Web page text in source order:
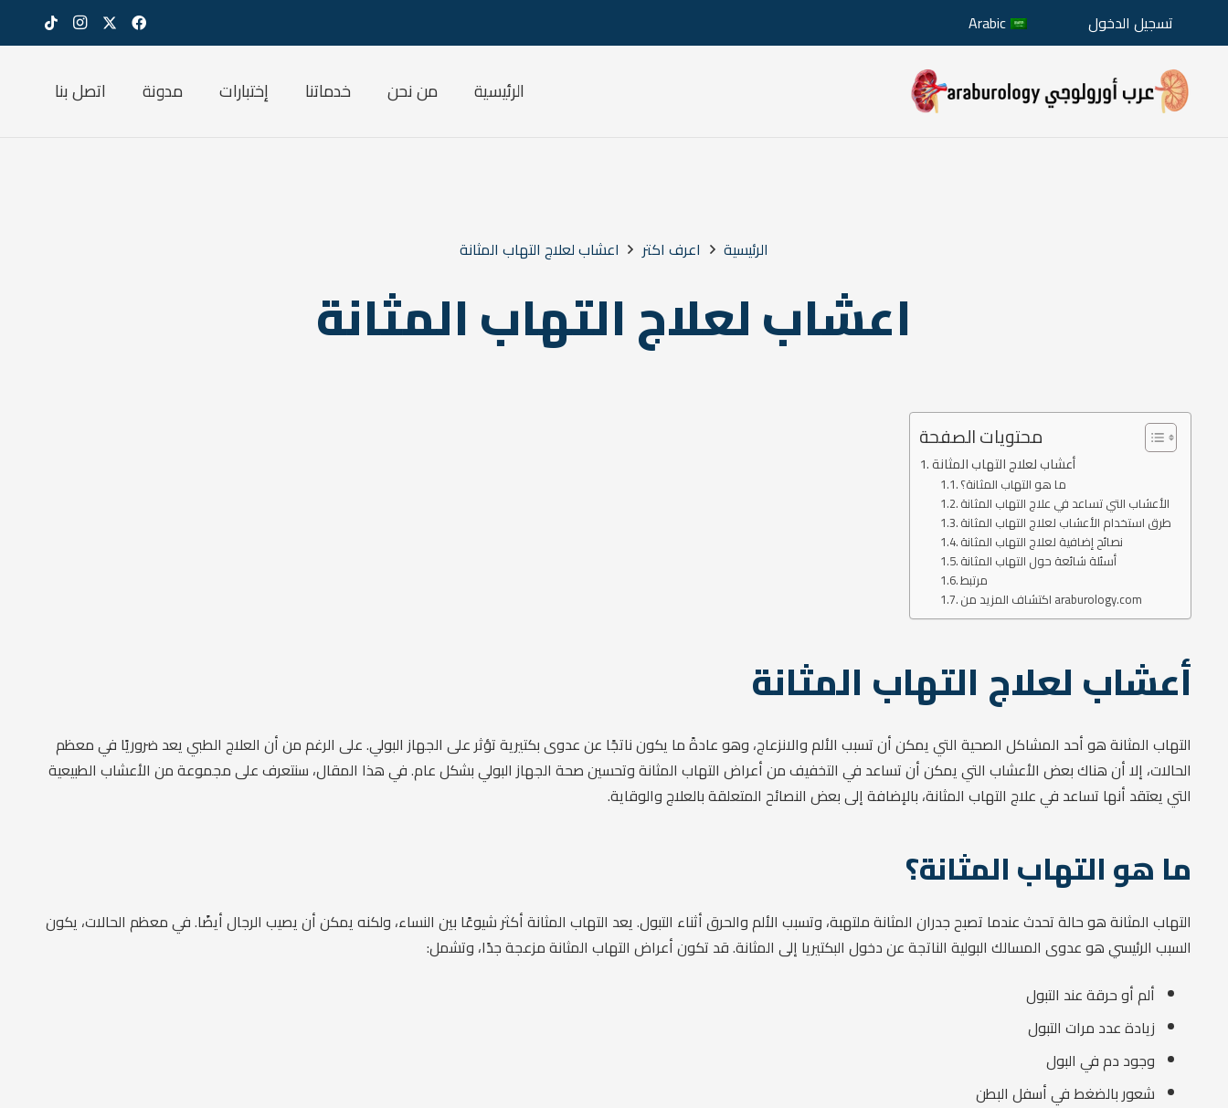
تسجيل الدخول Arabic
الرئيسية من نحن خدماتنا إختبارات مدونة اتصل بنا
الرئيسية اعرف اكتر اعشاب لعلاج التهاب المثانة
اعشاب لعلاج التهاب المثانة
محتويات الصفحة
أعشاب لعلاج التهاب المثانة
ما هو التهاب المثانة؟
الأعشاب التي تساعد في علاج التهاب المثانة
طرق استخدام الأعشاب لعلاج التهاب المثانة
نصائح إضافية لعلاج التهاب المثانة
أسئلة شائعة حول التهاب المثانة
مرتبط
اكتشاف المزيد من araburology.com
أعشاب لعلاج التهاب المثانة
التهاب المثانة هو أحد المشاكل الصحية التي يمكن أن تسبب الألم والانزعاج، وهو عادةً ما يكون ناتجًا عن عدوى بكتيرية تؤثر على الجهاز البولي. على الرغم من أن العلاج الطبي يعد ضروريًا في معظم
الحالات، إلا أن هناك بعض الأعشاب التي يمكن أن تساعد في التخفيف من أعراض التهاب المثانة وتحسين صحة الجهاز البولي بشكل عام. في هذا المقال، سنتعرف على مجموعة من الأعشاب الطبيعية
التي يعتقد أنها تساعد في علاج التهاب المثانة، بالإضافة إلى بعض النصائح المتعلقة بالعلاج والوقاية.
ما هو التهاب المثانة؟
التهاب المثانة هو حالة تحدث عندما تصبح جدران المثانة ملتهبة، وتسبب الألم والحرق أثناء التبول. يعد التهاب المثانة أكثر شيوعًا بين النساء، ولكنه يمكن أن يصيب الرجال أيضًا. في معظم الحالات، يكون
السبب الرئيسي هو عدوى المسالك البولية الناتجة عن دخول البكتيريا إلى المثانة. قد تكون أعراض التهاب المثانة مزعجة جدًا، وتشمل:
ألم أو حرقة عند التبول
زيادة عدد مرات التبول
وجود دم في البول
شعور بالضغط في أسفل البطن